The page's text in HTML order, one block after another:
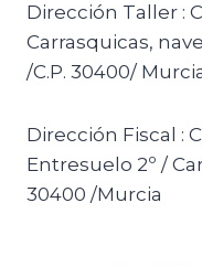
Dirección Taller :
Carrasquicas,
/C.P. 30400/
Dirección Fiscal :
Entresuelo 2º /
30400 /Murcia